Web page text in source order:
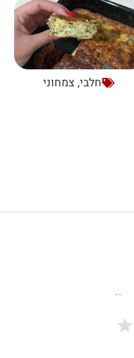
חלבי, צמחוני